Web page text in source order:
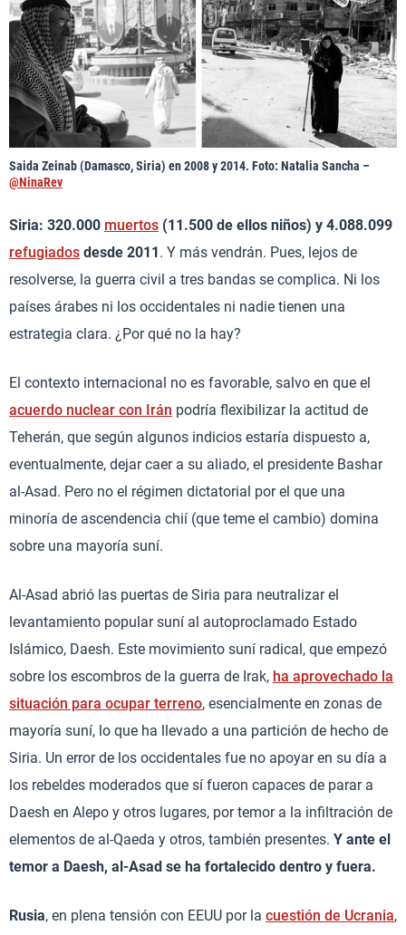
Saida Zeinab (Damasco, Siria) en 2008 y 2014. Foto: Natalia Sancha –
@NinaRev
Siria: 320.000 muertos (11.500 de ellos niños) y 4.088.099
refugiados desde 2011 . Y más vendrán. Pues, lejos de
resolverse, la guerra civil a tres bandas se complica. Ni los
países árabes ni los occidentales ni nadie tienen una
estrategia clara. ¿Por qué no la hay?
El contexto internacional no es favorable, salvo en que el
acuerdo nuclear con Irán podría flexibilizar la actitud de
Teherán, que según algunos indicios estaría dispuesto a,
eventualmente, dejar caer a su aliado, el presidente Bashar
al-Asad. Pero no el régimen dictatorial por el que una
minoría de ascendencia chií (que teme el cambio) domina
sobre una mayoría suní.
Al-Asad abrió las puertas de Siria para neutralizar el
levantamiento popular suní al autoproclamado Estado
Islámico, Daesh. Este movimiento suní radical, que empezó
sobre los escombros de la guerra de Irak, ha aprovechado la
situación para ocupar terreno, esencialmente en zonas de
mayoría suní, lo que ha llevado a una partición de hecho de
Siria. Un error de los occidentales fue no apoyar en su día a
los rebeldes moderados que sí fueron capaces de parar a
Daesh en Alepo y otros lugares, por temor a la infiltración de
elementos de al-Qaeda y otros, también presentes. Y ante el
temor a Daesh, al-Asad se ha fortalecido dentro y fuera.
Rusia, en plena tensión con EEUU por la cuestión de Ucrania,